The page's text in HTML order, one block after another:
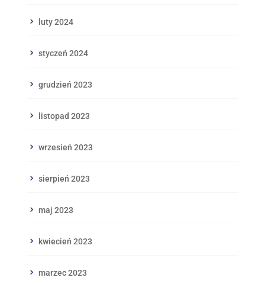
luty 2024
styczeń 2024
grudzień 2023
listopad 2023
wrzesień 2023
sierpień 2023
maj 2023
kwiecień 2023
marzec 2023